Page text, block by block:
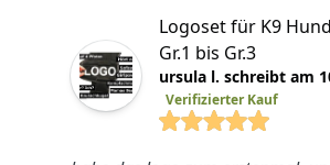
Logoset für K9
Gr.1 bis Gr.3
ursula l. schreibt am
Verifizierter Kauf